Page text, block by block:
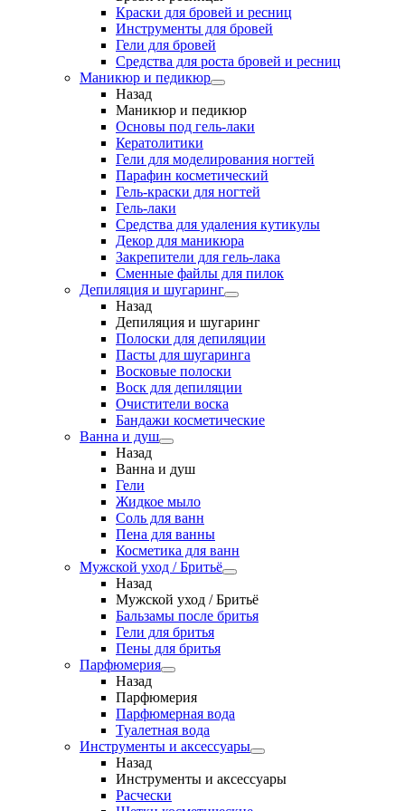
Краски для бровей и ресниц
Инструменты для бровей
Гели для бровей
Средства для роста бровей и ресниц
Маникюр и педикюр
Назад
Маникюр и педикюр
Основы под гель-лаки
Кератолитики
Гели для моделирования ногтей
Парафин косметический
Гель-краски для ногтей
Гель-лаки
Средства для удаления кутикулы
Декор для маникюра
Закрепители для гель-лака
Сменные файлы для пилок
Депиляция и шугаринг
Назад
Депиляция и шугаринг
Полоски для депиляции
Пасты для шугаринга
Восковые полоски
Воск для депиляции
Очистители воска
Бандажи косметические
Ванна и душ
Назад
Ванна и душ
Гели
Жидкое мыло
Соль для ванн
Пена для ванны
Косметика для ванн
Мужской уход / Бритьё
Назад
Мужской уход / Бритьё
Бальзамы после бритья
Гели для бритья
Пены для бритья
Парфюмерия
Назад
Парфюмерия
Парфюмерная вода
Туалетная вода
Инструменты и аксессуары
Назад
Инструменты и аксессуары
Расчески